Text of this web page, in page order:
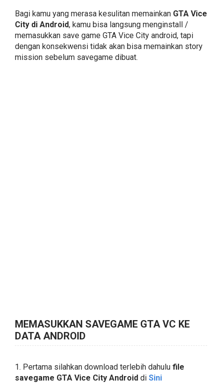
Bagi kamu yang merasa kesulitan memainkan GTA Vice
City di Android, kamu bisa langsung menginstall /
memasukkan save game GTA Vice City android, tapi
dengan konsekwensi tidak akan bisa memainkan story
mission sebelum savegame dibuat.
MEMASUKKAN SAVEGAME GTA VC KE
DATA ANDROID
1. Pertama silahkan download terlebih dahulu file
savegame GTA Vice City Android di Sini